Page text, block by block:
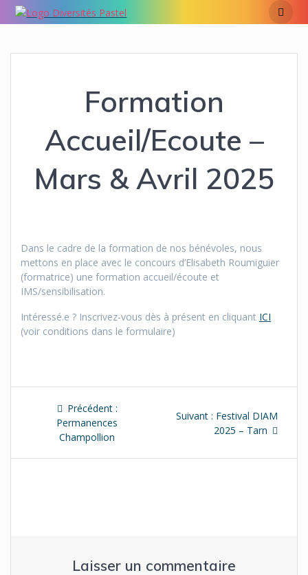
au
Formation
Accueil/Ecoute –
Mars & Avril 2025
Dans le cadre de la formation de nos bénévoles, nous
mettons en place avec le concours d’Elisabeth Roumiguier
(formatrice) une formation accueil/écoute et
IMS/sensibilisation.
Intéressé.e ? Inscrivez-vous dès à présent en cliquant ICI
(voir conditions dans le formulaire)
Navigation
l’article
Précédent :Article
précédent
Permanences
Champollion
Suivant : Article
suivant
Festival DIAM
2025 – Tarn
Laisser un commentaire